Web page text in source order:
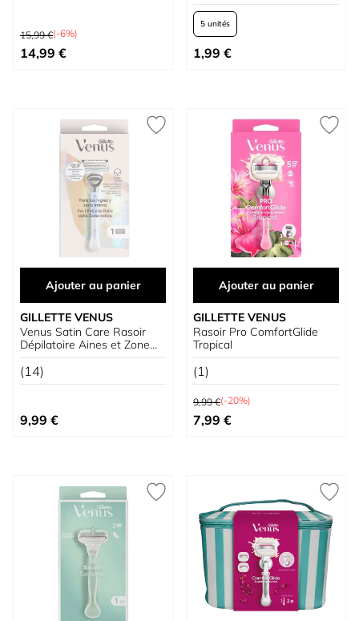
Prix normal
15,99 €(-6%)
Prix spécial
14,99 €
5 unités
À partir de
1,99 €
Ajouter au panier
GILLETTE VENUS
Venus Satin Care Rasoir
Dépilatoire Aines et Zone
Intime
(14)
9,99 €
Ajouter au panier
GILLETTE VENUS
Rasoir Pro ComfortGlide
Tropical
(1)
Prix normal
9,99 €(-20%)
Prix spécial
7,99 €